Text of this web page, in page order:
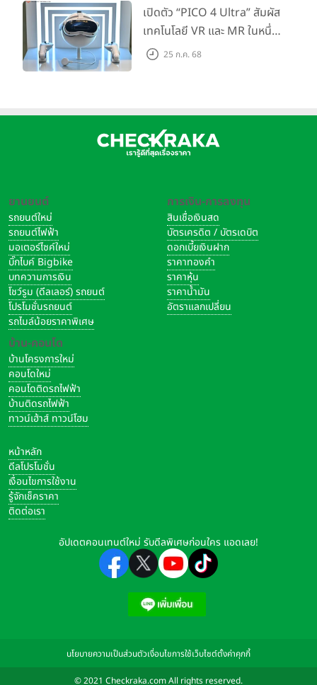
สร้างสรรค์ ‘GoPro...Go Pro
Creators’
เปิดตัว “PICO 4 Ultra” สัมผัส
เทคโนโลยี VR และ MR ในหนึ่ง
เดียว ยกระดับการทำงานและ
25 ก.ค. 68
ยานยนต์
รถยนต์ใหม่
รถยนต์ไฟฟ้า
มอเตอร์ไซค์ใหม่
บิ๊กไบค์ Bigbike
บทความการเงิน
โชว์รูม (ดีลเลอร์) รถยนต์
โปรโมชั่นรถยนต์
รถไมล์น้อยราคาพิเศษ
บ้าน-คอนโด
บ้านโครงการใหม่
คอนโดใหม่
คอนโดติดรถไฟฟ้า
บ้านติดรถไฟฟ้า
ทาวน์เฮ้าส์ ทาวน์โฮม
การเงิน-การลงทุน
สินเชื่อเงินสด
บัตรเครดิต / บัตรเดบิต
ดอกเบี้ยเงินฝาก
ราคาทองคำ
ราคาหุ้น
ราคาน้ำมัน
อัตราแลกเปลี่ยน
หน้าหลัก
ดีลโปรโมชั่น
เงื่อนไขการใช้งาน
รู้จักเช็คราคา
ติดต่อเรา
อัปเดตคอนเทนต์ใหม่ รับดีลพิเศษก่อนใคร แอดเลย!
นโยบายความเป็นส่วนตัวเงื่อนไขการใช้เว็บไซต์ตั้งค่าคุกกี้
© 2021 Checkraka.com All rights reserved.